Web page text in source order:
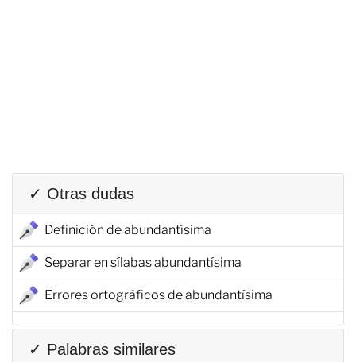
✓ Otras dudas
Definición de abundantísima
Separar en sílabas abundantísima
Errores ortográficos de abundantísima
✓ Palabras similares